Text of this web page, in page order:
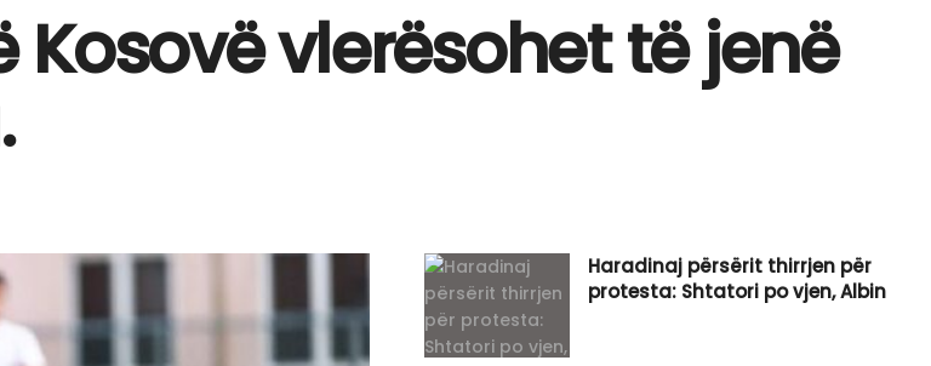
Kosovë vlerësohet të jenë
Haradinaj përsërit thirrjen për
protesta: Shtatori po vjen, Albin